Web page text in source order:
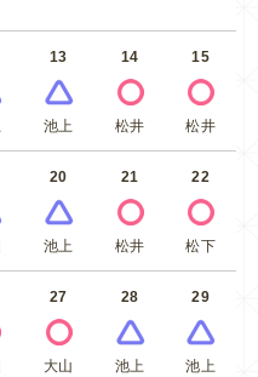
13
池上
14
松井
15
松井
20
池上
21
松井
22
松下
27
大山
28
池上
29
池上